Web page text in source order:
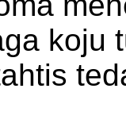
koju